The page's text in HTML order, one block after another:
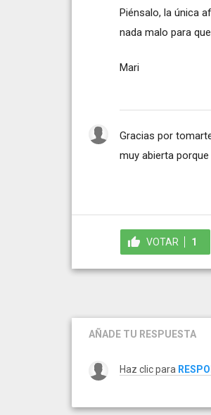
Piénsalo, la única
nada malo para
Mari
Gracias por
muy abierta
VOTAR 1
AÑADE TU RESPUESTA
Haz clic para